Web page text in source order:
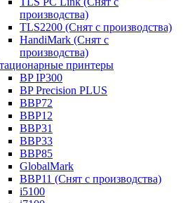
производства)
TLS2200 (Снят с производства)
HandiMark (Снят с
производства)
принтеры
BP IP300
BP Precision PLUS
BBP72
BBP12
BBP31
BBP33
BBP85
GlobalMark
BBP11 (Снят с производства)
i5100